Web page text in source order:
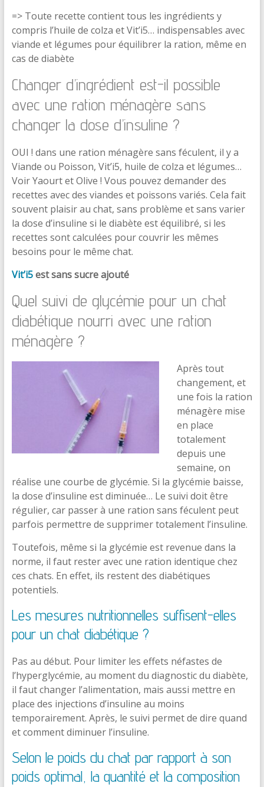
=> Toute recette contient tous les ingrédients y
compris l’huile de colza et Vit’i5… indispensables avec
viande et légumes pour équilibrer la ration, même en
cas de diabète
Changer d’ingrédient est-il possible
avec une ration ménagère sans
changer la dose d’insuline ?
OUI ! dans une ration ménagère sans féculent, il y a
Viande ou Poisson, Vit’i5, huile de colza et légumes…
Voir Yaourt et Olive ! Vous pouvez demander des
recettes avec des viandes et poissons variés. Cela fait
souvent plaisir au chat, sans problème et sans varier
la dose d’insuline si le diabète est équilibré, si les
recettes sont calculées pour couvrir les mêmes
besoins pour le même chat.
Vit’i5est sans sucre ajouté
Quel suivi de glycémie pour un chat
diabétique nourri avec une ration
ménagère ?
Après tout
changement, et
une fois la ration
ménagère mise
en place
totalement
depuis une
semaine, on
réalise une courbe de glycémie. Si la glycémie baisse,
la dose d’insuline est diminuée… Le suivi doit être
régulier, car passer à une ration sans féculent peut
parfois permettre de supprimer totalement l’insuline.
Toutefois, même si la glycémie est revenue dans la
norme, il faut rester avec une ration identique chez
ces chats. En effet, ils restent des diabétiques
potentiels.
Les mesures nutritionnelles suffisent-elles
pour un chat diabétique ?
Pas au début. Pour limiter les effets néfastes de
l’hyperglycémie, au moment du diagnostic du diabète,
il faut changer l’alimentation, mais aussi mettre en
place des injections d’insuline au moins
temporairement. Après, le suivi permet de dire quand
et comment diminuer l’insuline.
Selon le poids du chat par rapport à son
poids optimal, la quantité et la composition